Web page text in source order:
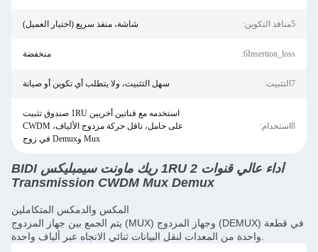
شاشة، منفذ سريع (اختيار العميل)
6Insertion_loss: منخفضة
سهل التثبيت، ولا يتطلب أي تكوين أو صيانة
استخدمه مع قناتين أخريين 1RU صندوق تثبيت
على حامل، ناقل حركة مزدوج الألياف، CWDM
أداء عالي قنوات 2 1RU ريك ماونت سيمبليكس BIDI
Transmission CWDM Mux Demux
المكس والدمكس المتكاملين
يتم الجمع بين جهاز المزدوج (MUX) وجهاز المزدوج (DEMUX) في قطعة